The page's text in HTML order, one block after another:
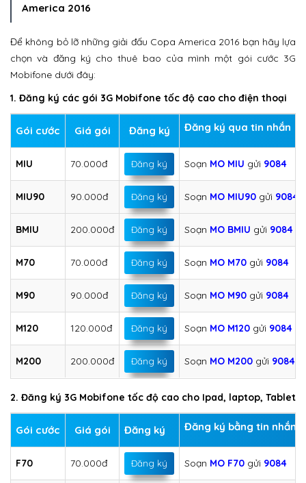
America 2016
Để không bỏ lỡ những giải đấu Copa America 2016 bạn hãy lựa
chọn và đăng ký cho thuê bao của mình một gói cước 3G
Mobifone dưới đây:
1. Đăng ký các gói 3G Mobifone tốc độ cao cho điện thoại
Gói cước Giá gói Đăng ký Đăng ký qua tin nhắn
MIU 70.000đ Đăng ký Soạn MO MIU gửi 9084
MIU90 90.000đ Đăng ký Soạn MO MIU90 gửi 9084
BMIU 200.000đ Đăng ký Soạn MO BMIU gửi 9084
M70 70.000đ Đăng ký Soạn MO M70 gửi 9084
M90 90.000đ Đăng ký Soạn MO M90 gửi 9084
M120 120.000đ Đăng ký Soạn MO M120 gửi 9084
M200 200.000đ Đăng ký Soạn MO M200 gửi 9084
2. Đăng ký 3G Mobifone tốc độ cao cho Ipad, laptop, Tablet
Gói cước Giá gói Đăng ký Đăng ký bằng tin nhắn
F70 70.000đ Đăng ký Soạn MO F70 gửi 9084